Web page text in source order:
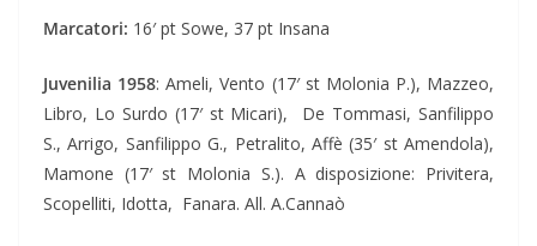
Marcatori: 16′ pt Sowe, 37 pt Insana
Juvenilia 1958: Ameli, Vento (17′ st Molonia P.), Mazzeo,
Libro, Lo Surdo (17′ st Micari), De Tommasi, Sanfilippo
S., Arrigo, Sanfilippo G., Petralito, Affè (35′ st Amendola),
Mamone (17′ st Molonia S.). A disposizione: Privitera,
Scopelliti, Idotta, Fanara. All. A.Cannaò